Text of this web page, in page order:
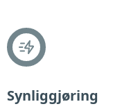
Synliggjøring